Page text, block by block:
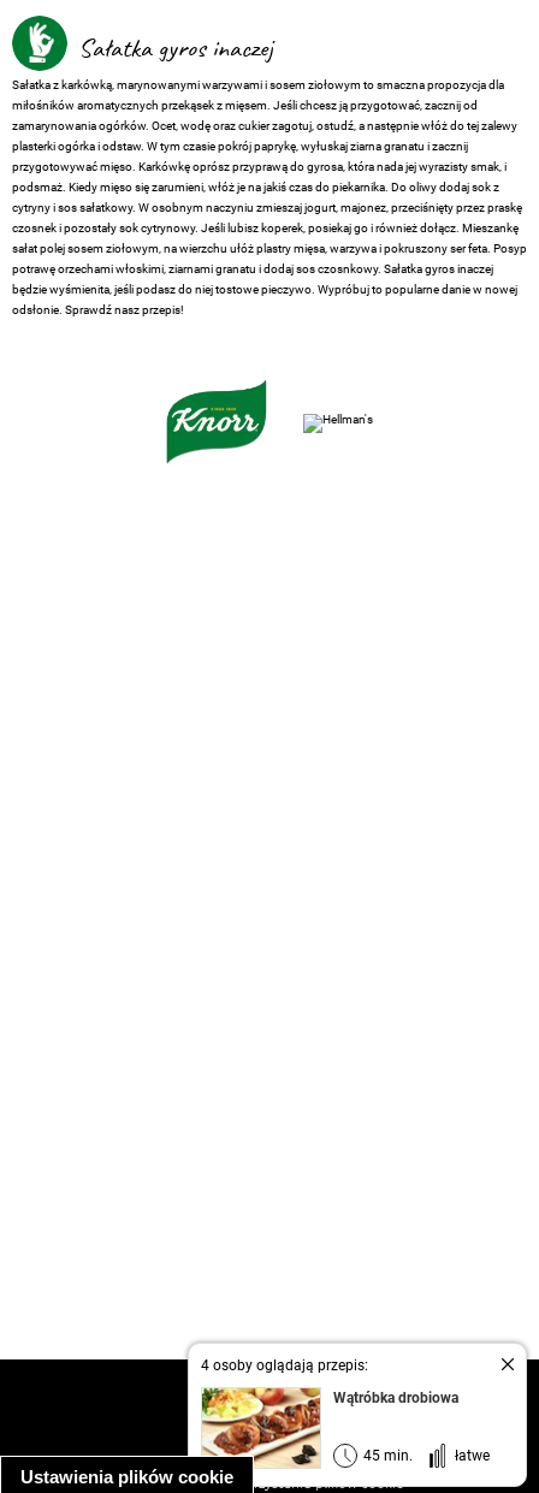
Ustawienia plików cookie
4 osoby oglądają przepis:
Wątróbka drobiowa
45 min. łatwe
Sałatka gyros inaczej
Sałatka z karkówką, marynowanymi warzywami i sosem ziołowym to smaczna propozycja dla
miłośników aromatycznych przekąsek z mięsem. Jeśli chcesz ją przygotować, zacznij od
zamarynowania ogórków. Ocet, wodę oraz cukier zagotuj, ostudź, a następnie włóż do tej zalewy
plasterki ogórka i odstaw. W tym czasie pokrój paprykę, wyłuskaj ziarna granatu i zacznij
przygotowywać mięso. Karkówkę oprósz przyprawą do gyrosa, która nada jej wyrazisty smak, i
podsmaż. Kiedy mięso się zarumieni, włóż je na jakiś czas do piekarnika. Do oliwy dodaj sok z
cytryny i sos sałatkowy. W osobnym naczyniu zmieszaj jogurt, majonez, przeciśnięty przez praskę
czosnek i pozostały sok cytrynowy. Jeśli lubisz koperek, posiekaj go i również dołącz. Mieszankę
sałat polej sosem ziołowym, na wierzchu ułóż plastry mięsa, warzywa i pokruszony ser feta. Posyp
potrawę orzechami włoskimi, ziarnami granatu i dodaj sos czosnkowy. Sałatka gyros inaczej
będzie wyśmienita, jeśli podasz do niej tostowe pieczywo. Wypróbuj to popularne danie w nowej
odsłonie. Sprawdź nasz przepis!
kontakt
regulamin
informacja o prywatności
informacja o wykorzystaniu plików cookie